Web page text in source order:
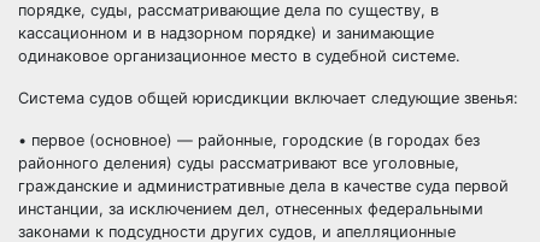
порядке, суды, рассматривающие дела по существу, в
кассационном и в надзорном порядке) и занимающие
одинаковое организационное место в судебной системе.
Система судов общей юрисдикции включает следующие звенья:
• первое (основное) — районные, городские (в городах без
районного деления) суды рассматривают все уголовные,
гражданские и административные дела в качестве суда первой
инстанции, за исключением дел, отнесенных федеральными
законами к подсудности других судов, и апелляционные